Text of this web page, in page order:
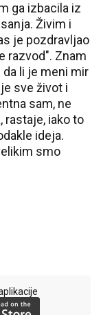
ga izbacila iz
Živim i
je pozdravljao
razvod". Znam
da li je meni mir
sve život i
sam, ne
rastaje, iako to
ideja.
smo